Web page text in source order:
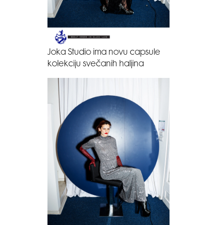
Joka Studio ima novu capsule
kolekciju svečanih haljina